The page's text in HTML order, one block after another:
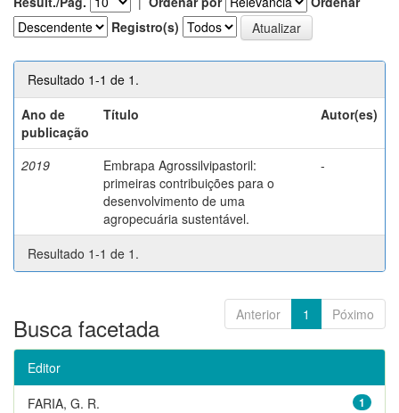
Registro(s)
Resultado 1-1 de 1.
Ano de
publicação
Título Autor(es)
2019
Embrapa Agrossilvipastoril:
primeiras contribuições para o
desenvolvimento de uma
agropecuária sustentável.
-
Resultado 1-1 de 1.
Anterior 1 Póximo
Busca facetada
Editor
1
FARIA, G. R.